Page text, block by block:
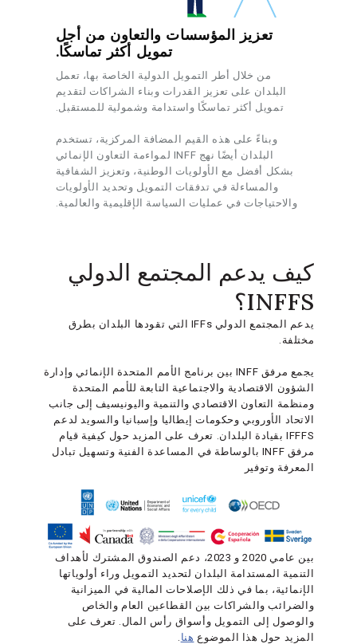
تعزيز المؤسسات والتعاون من أجل
تمويل أكثر تماسكًا.
من خلال أطر التمويل الدولية الخاصة بها، تعمل
البلدان على تعزيز القدرات وبناء الشراكات لتقديم
تمويل أكثر تماسكًا واستدامة وشمولية للمستقبل.
وبناءً على هذه القيم المضافة المركزية، تستخدم
البلدان أيضًا نهج INFF لمواءمة التعاون الإنمائي
بشكل أفضل مع الأولويات الوطنية، وتعزيز الشفافية
والمساءلة في تدفقات التمويل وتحديد الأولويات
والاحتياجات في عمليات السياسة الإقليمية والعالمية.
كيف يدعم المجتمع الدولي
INFFS؟
يدعم المجتمع الدولي IFFs التي تقودها البلدان بطرق
مختلفة.
يجمع مرفق INFF بين برنامج الأمم المتحدة الإنمائي وإدارة
الشؤون الاقتصادية والاجتماعية التابعة للأمم المتحدة
ومنظمة التعاون الاقتصادي والتنمية واليونيسيف إلى جانب
الاتحاد الأوروبي وحكومات إيطاليا وإسبانيا والسويد لدعم
IFFFS بقيادة البلدان. تعرف على المزيد حول كيفية قيام
مرفق INFF بالوساطة في المساعدة الفنية وتسهيل تبادل
المعرفة وتوفير
بين عامي 2020 و 2023، دعم الصندوق المشترك لأهداف
التنمية المستدامة البلدان لتحديد التمويل وراء أولوياتها
الإنمائية، بما في ذلك الإصلاحات المالية في الميزانية
والضرائب والشراكات بين القطاعين العام والخاص
والوصول إلى التمويل وأسواق رأس المال. تعرف على
المزيد حول هذا الموضوع هنا